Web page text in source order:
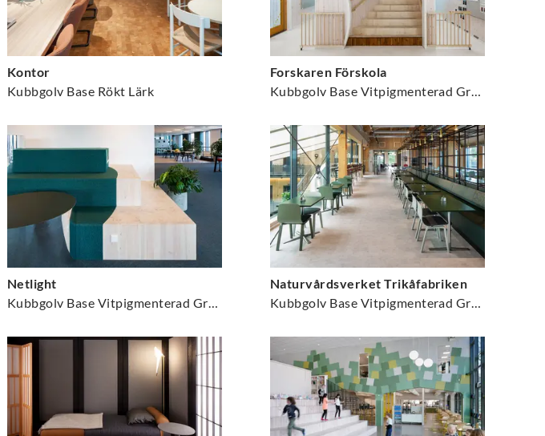
Kontor
Kubbgolv Base Rökt Lärk
Forskaren Förskola
Netlight
Kubbgolv Base Vitpigmenterad Gran
Naturvårdsverket Trikåfabriken
Kubbgolv Base Vitpigmenterad Gran